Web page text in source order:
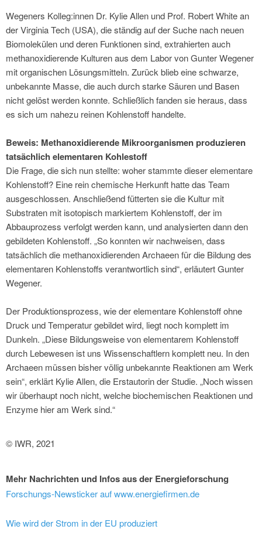
Wegeners Kolleg:innen Dr. Kylie Allen und Prof. Robert White an
der Virginia Tech (USA), die ständig auf der Suche nach neuen
Biomolekülen und deren Funktionen sind, extrahierten auch
methanoxidierende Kulturen aus dem Labor von Gunter Wegener
mit organischen Lösungsmitteln. Zurück blieb eine schwarze,
unbekannte Masse, die auch durch starke Säuren und Basen
nicht gelöst werden konnte. Schließlich fanden sie heraus, dass
es sich um nahezu reinen Kohlenstoff handelte.
Beweis: Methanoxidierende Mikroorganismen produzieren
tatsächlich elementaren Kohlestoff
Die Frage, die sich nun stellte: woher stammte dieser elementare
Kohlenstoff? Eine rein chemische Herkunft hatte das Team
ausgeschlossen. Anschließend fütterten sie die Kultur mit
Substraten mit isotopisch markiertem Kohlenstoff, der im
Abbauprozess verfolgt werden kann, und analysierten dann den
gebildeten Kohlenstoff. „So konnten wir nachweisen, dass
tatsächlich die methanoxidierenden Archaeen für die Bildung des
elementaren Kohlenstoffs verantwortlich sind“, erläutert Gunter
Wegener.
Der Produktionsprozess, wie der elementare Kohlenstoff ohne
Druck und Temperatur gebildet wird, liegt noch komplett im
Dunkeln. „Diese Bildungsweise von elementarem Kohlenstoff
durch Lebewesen ist uns Wissenschaftlern komplett neu. In den
Archaeen müssen bisher völlig unbekannte Reaktionen am Werk
sein“, erklärt Kylie Allen, die Erstautorin der Studie. „Noch wissen
wir überhaupt noch nicht, welche biochemischen Reaktionen und
Enzyme hier am Werk sind.“
© IWR, 2021
Mehr Nachrichten und Infos aus der Energieforschung
Forschungs-Newsticker auf www.energiefirmen.de
Wie wird der Strom in der EU produziert